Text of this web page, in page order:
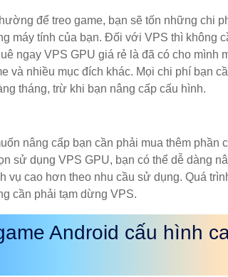
để treo game, bạn sẽ tốn những chi
máy tính của bạn. Đối với VPS thì không
ngay VPS GPU giá rẻ là đã có cho mình
và nhiều mục đích khác. Mọi chi phí bạn
tháng, trừ khi bạn nâng cấp cấu hình.
nâng cấp bạn cần phải mua thêm phần
sử dụng VPS GPU, bạn có thể dễ dàng
vụ cao hơn theo nhu cầu sử dụng. Quá
cần phải tạm dừng VPS.
Android cấu hình